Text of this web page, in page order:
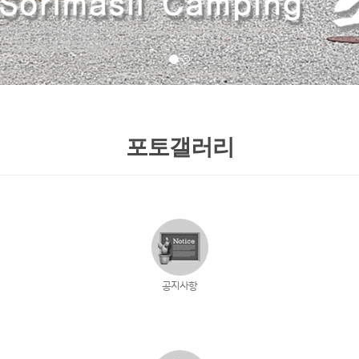
포토갤러리
공지사항